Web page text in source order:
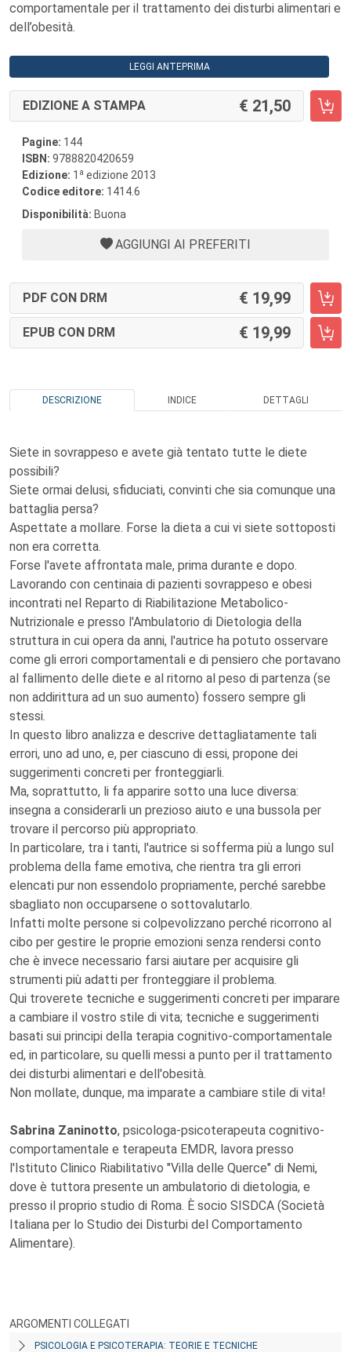
comportamentale per il trattamento dei disturbi alimentari e
dell’obesità.
LEGGI ANTEPRIMA
EDIZIONE A STAMPA 21,50
Pagine: 144
ISBN: 9788820420659
Edizione: 1 a edizione 2013
Codice editore: 1414.6
Disponibilità: Buona
AGGIUNGI AI PREFERITI
PDF CON DRM 19,99
EPUB CON DRM 19,99
DESCRIZIONE INDICE DETTAGLI
Siete in sovrappeso e avete già tentato tutte le diete
possibili?
Siete ormai delusi, sfiduciati, convinti che sia comunque una
battaglia persa?
Aspettate a mollare. Forse la dieta a cui vi siete sottoposti
non era corretta.
Forse l'avete affrontata male, prima durante e dopo.
Lavorando con centinaia di pazienti sovrappeso e obesi
incontrati nel Reparto di Riabilitazione Metabolico-
Nutrizionale e presso l'Ambulatorio di Dietologia della
struttura in cui opera da anni, l'autrice ha potuto osservare
come gli errori comportamentali e di pensiero che portavano
al fallimento delle diete e al ritorno al peso di partenza (se
non addirittura ad un suo aumento) fossero sempre gli
stessi.
In questo libro analizza e descrive dettagliatamente tali
errori, uno ad uno, e, per ciascuno di essi, propone dei
suggerimenti concreti per fronteggiarli.
Ma, soprattutto, li fa apparire sotto una luce diversa:
insegna a considerarli un prezioso aiuto e una bussola per
trovare il percorso più appropriato.
In particolare, tra i tanti, l'autrice si sofferma più a lungo sul
problema della fame emotiva, che rientra tra gli errori
elencati pur non essendolo propriamente, perché sarebbe
sbagliato non occuparsene o sottovalutarlo.
Infatti molte persone si colpevolizzano perché ricorrono al
cibo per gestire le proprie emozioni senza rendersi conto
che è invece necessario farsi aiutare per acquisire gli
strumenti più adatti per fronteggiare il problema.
Qui troverete tecniche e suggerimenti concreti per imparare
a cambiare il vostro stile di vita; tecniche e suggerimenti
basati sui principi della terapia cognitivo-comportamentale
ed, in particolare, su quelli messi a punto per il trattamento
dei disturbi alimentari e dell'obesità.
Non mollate, dunque, ma imparate a cambiare stile di vita!
Sabrina Zaninotto, psicologa-psicoterapeuta cognitivo-
comportamentale e terapeuta EMDR, lavora presso
l'Istituto Clinico Riabilitativo "Villa delle Querce" di Nemi,
dove è tuttora presente un ambulatorio di dietologia, e
presso il proprio studio di Roma. È socio SISDCA (Società
Italiana per lo Studio dei Disturbi del Comportamento
Alimentare).
ARGOMENTI COLLEGATI
PSICOLOGIA E PSICOTERAPIA: TEORIE E TECNICHE